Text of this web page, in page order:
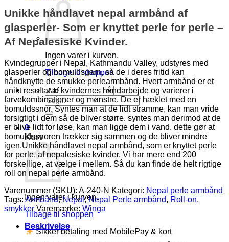
Ingen varer i kurven.
Tilbage til shoppen
Søg
efter:
0
Kurv
Ingen varer i kurven.
Tilbage til shoppen
Sikker betaling med MobilePay & kort
Unikke håndlavet nepal armbånd af
glasperler- Som er knyttet perle for perle –
Af Nepalesiske Kvinder.
Kvindegrupper i Nepal, Kathmandu Valley, udstyres med
glasperler og bomuldsgarn, så de i deres fritid kan
håndknytte de smukke perlearmbånd. Hvert armbånd er et
unikt resultat af kvindernes håndarbejde og varierer i
farvekombinationer og mønstre. De er hæklet med en
bomuldssnor. Syntes man at de lidt stramme, kan man vride
forsigtigt i dem så de bliver større. syntes man derimod at de
er blive lidt for løse, kan man ligge dem i vand. dette gør at
bomuldssnoren trækker sig sammen og de bliver mindre
igen.Unikke håndlavet nepal armbånd, som er knyttet perle
for perle, af nepalesiske kvinder. Vi har mere end 200
forskellige, at vælge i mellem. Så du kan finde de helt rigtige
roll on nepal perle armbånd.
Varenummer (SKU): A-240-N Kategori: Nepal perle armbånd
Tags: Armbånd,Nepal,Nepal Perle armbånd, Roll-on,
smykker Varemærke: Winga
Beskrivelse